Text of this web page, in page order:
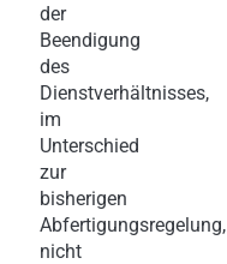
der
Beendigung
des
Dienstverhältnisses,
im
Unterschied
zur
bisherigen
Abfertigungsregelung,
nicht